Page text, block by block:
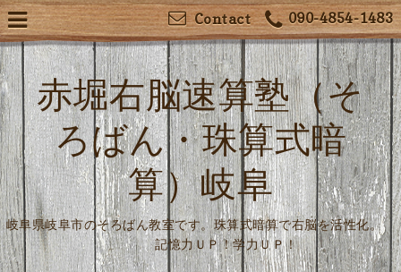
090-4854-1483
Contact
赤堀右脳速算塾（そ
ろばん・珠算式暗
算）岐阜
岐阜県岐阜市のそろばん教室です。珠算式暗算で右脳を活性化。
記憶力ＵＰ！学力ＵＰ！